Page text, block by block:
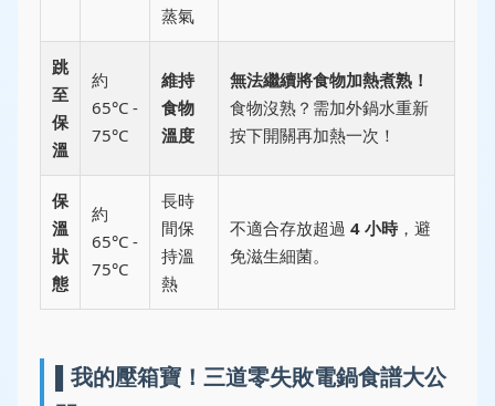
蒸氣
跳
至
保
溫
約
65°C -
75°C
維持
食物
溫度
無法繼續將食物加熱煮熟！
食物沒熟？需加外鍋水重新
按下開關再加熱一次！
保
溫
狀
態
約
65°C -
75°C
長時
間保
持溫
熱
不適合存放超過 4 小時，避
免滋生細菌。
▌我的壓箱寶！三道零失敗電鍋食譜大公